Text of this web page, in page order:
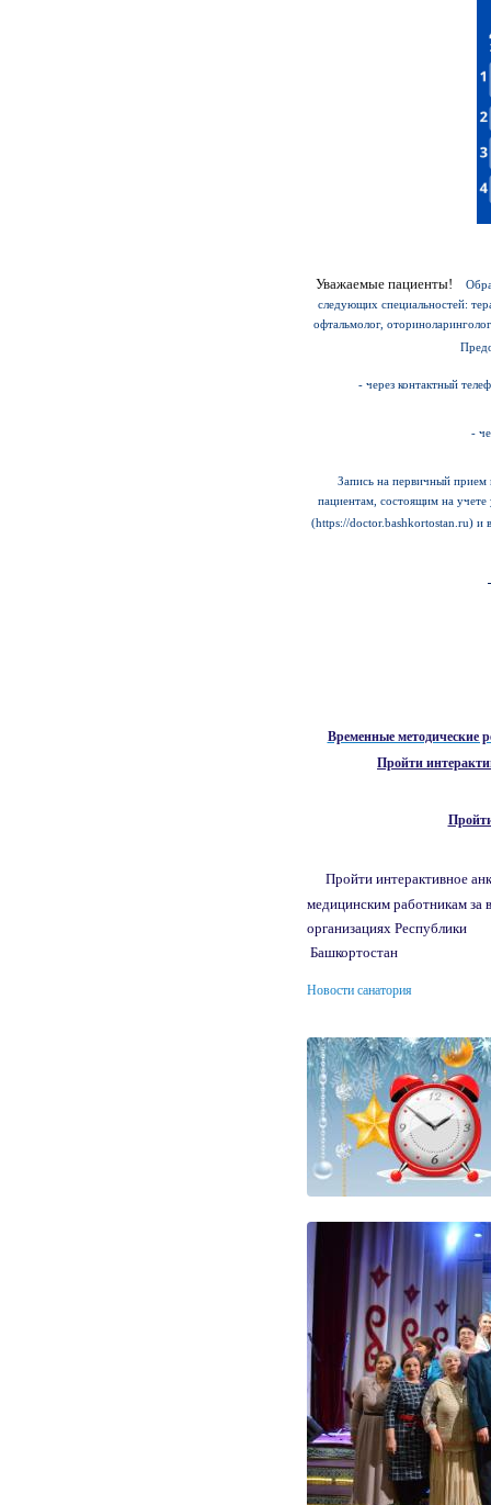
Уважаемые пациенты!
следующих специальностей:
офтальмолог,
- через контактный
-
Запись на первичный прием к
пациентам, состоящим на учете
(https://doctor.bashkortostan.ru) и
Временные методические
Пройти
Пройти интерактивное
медицинским работникам за
организациях Республики
Башкортостан
Новости санатория